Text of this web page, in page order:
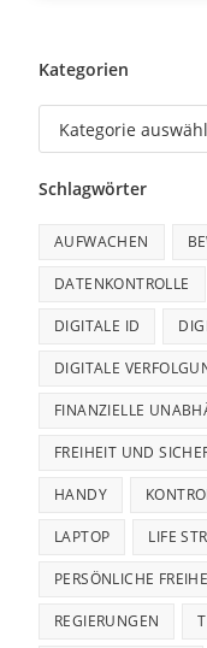
Kategorien
Schlagwörter
AUFWACHEN
DATENKONTROLLE
DIGITALE ID
DIGITALE
FINANZIELLE
FREIHEIT UND
HANDY
LAPTOP LIFE
PERSÖNLICHE
REGIERUNGEN